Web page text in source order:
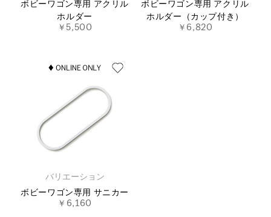
ボビーワゴン専用 アクリル
ホルダー
￥5,500
ボビーワゴン専用 アクリル
ホルダー（カップ付き）
￥6,820
バリエーション
ボビーワゴン専用 サニカー
￥6,160